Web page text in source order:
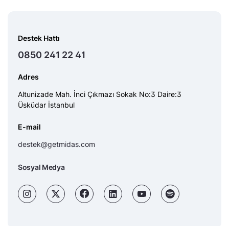
Destek Hattı
0850 241 22 41
Adres
Altunizade Mah. İnci Çıkmazı Sokak No:3 Daire:3
Üsküdar İstanbul
E-mail
destek@getmidas.com
Sosyal Medya